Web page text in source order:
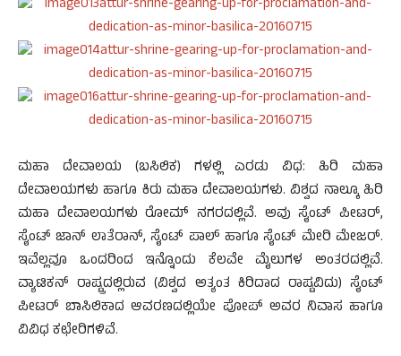
ಮಹಾ ದೇವಾಲಯ (ಬಸಿಲಿಕ) ಗಳಲ್ಲಿ ಎರಡು ವಿಧ: ಹಿರಿ ಮಹಾ
ದೇವಾಲಯಗಳು ಹಾಗೂ ಕಿರು ಮಹಾ ದೇವಾಲಯಗಳು. ವಿಶ್ವದ ನಾಲ್ಕೂ ಹಿರಿ
ಮಹಾ ದೇವಾಲಯಗಳು ರೋಮ್ ನಗರದಲ್ಲಿವೆ. ಅವು ಸೈಂಟ್ ಪೀಟರ್,
ಸೈಂಟ್ ಜಾನ್ ಲಾತೆರಾನ್, ಸೈಂಟ್ ಪಾಲ್ ಹಾಗೂ ಸೈಂಟ್ ಮೇರಿ ಮೇಜರ್.
ಇವೆಲ್ಲವೂ ಒಂದರಿಂದ ಇನ್ನೊಂದು ಕೆಲವೇ ಮೈಲುಗಳ ಅಂತರದಲ್ಲಿವೆ.
ವ್ಯಾಟಿಕನ್ ರಾಷ್ಟ್ರದಲ್ಲಿರುವ (ವಿಶ್ವದ ಅತ್ಯಂತ ಕಿರಿದಾದ ರಾಷ್ಟವಿದು) ಸೈಂಟ್
ಪೀಟರ್ ಬಾಸಿಲಿಕಾದ ಆವರಣದಲ್ಲಿಯೇ ಪೋಪ್ ಅವರ ನಿವಾಸ ಹಾಗೂ
ವಿವಿಧ ಕಛೇರಿಗಳಿವೆ.